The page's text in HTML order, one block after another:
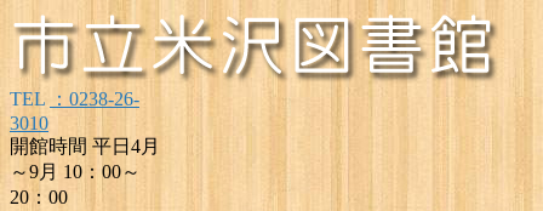
TEL
：0238-26-
3010
開館時間 平日4月
～9月 10：00～
20：00